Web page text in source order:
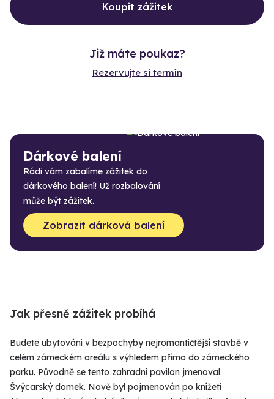
Koupit zážitek
Již máte poukaz?
Rezervujte si termín
Dárkové balení
Rádi vám zabalíme zážitek do
dárkového balení! Už rozbalování
může být zážitek.
Zobrazit dárková balení
Jak přesně zážitek probíhá
Budete ubytováni v bezpochyby nejromantičtější stavbě v
celém zámeckém areálu s výhledem přímo do zámeckého
parku. Původně se tento zahradní pavilon jmenoval
Švýcarský domek. Nově byl pojmenován po knížeti